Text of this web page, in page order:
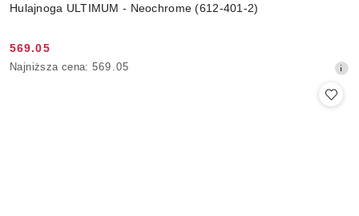
Hulajnoga ULTIMUM - Neochrome (612-401-2)
Cena
promocyjna:
569.05
Najniższa
Najniższa cena: 569.05